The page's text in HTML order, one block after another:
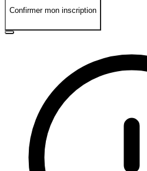
Confirmer mon inscription